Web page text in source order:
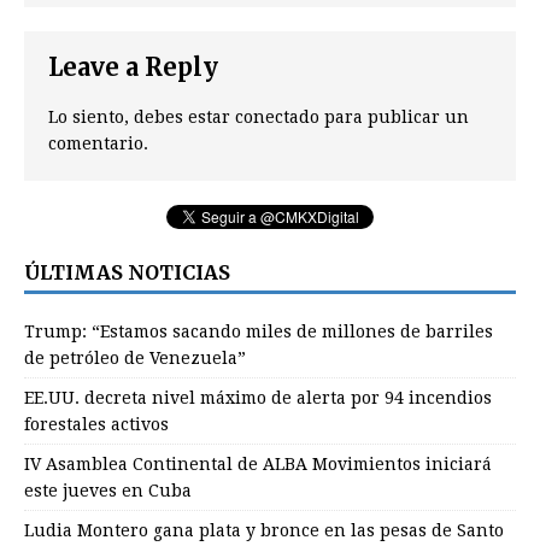
Leave a Reply
Lo siento, debes estar conectado para publicar un
comentario.
ÚLTIMAS NOTICIAS
Trump: “Estamos sacando miles de millones de barriles
de petróleo de Venezuela”
EE.UU. decreta nivel máximo de alerta por 94 incendios
forestales activos
IV Asamblea Continental de ALBA Movimientos iniciará
este jueves en Cuba
Ludia Montero gana plata y bronce en las pesas de Santo